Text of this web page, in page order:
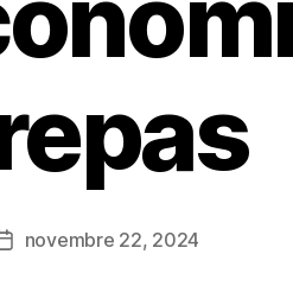
Datenovembre 22, 2024